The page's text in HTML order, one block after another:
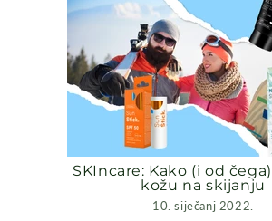
SKIncare: Kako (i od
kožu na skijanju
10. siječanj 2022.